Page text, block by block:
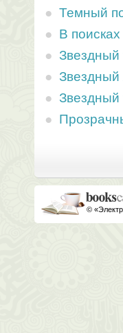
Темный
В
Звездный
Звездный
Звездный
©